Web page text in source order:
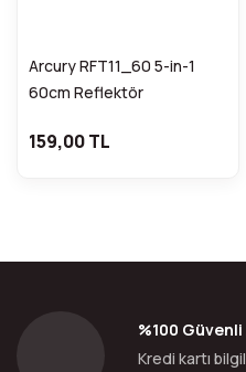
Arcury RFT11_60 5-in-1
60cm Reflektör
159,00 TL
%100 Güvenli
Kredi kartı